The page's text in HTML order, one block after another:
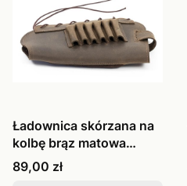
Ładownica skórzana na
kolbę brąz matowa
praworęczna
Cena
89,00 zł